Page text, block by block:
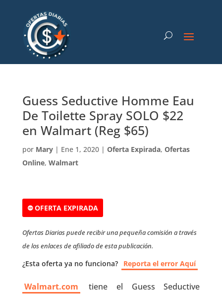
Guess Seductive Homme Eau
De Toilette Spray SOLO $22
en Walmart (Reg $65)
por Mary| Ene 1, 2020| Oferta Expirada, Ofertas
Online, Walmart
⛔ OFERTA EXPIRADA
Ofertas Diarias puede recibir una pequeña comisión a través
de los enlaces de afiliado de esta publicación.
¿Esta oferta ya no funciona? Reporta el error Aquí
Walmart.com
tiene el Guess Seductive